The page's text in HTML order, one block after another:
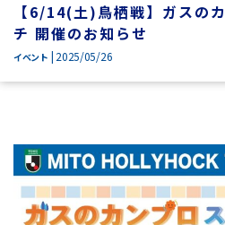
【6/14(土)鳥栖戦】ガスの
チ 開催のお知らせ
イベント | 2025/05/26